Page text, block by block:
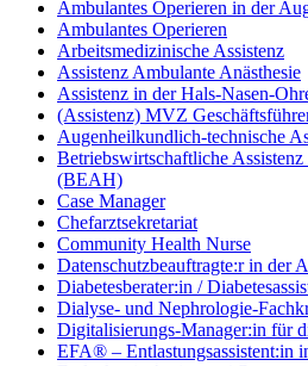
Ambulantes Operieren in der
Ambulantes Operieren
Arbeitsmedizinische Assistenz
Assistenz Ambulante Anästhesie
Assistenz in der Hals-Nasen-
(Assistenz) MVZ
Augenheilkundlich-technische
Betriebswirtschaftliche
(BEAH)
Case Manager
Chefarztsekretariat
Community Health Nurse
Datenschutzbeauftragte:r in der
Diabetesberater:in /
Dialyse- und Nephrologie-
Digitalisierungs-Manager:in für
EFA® – Entlastungsassistent:in